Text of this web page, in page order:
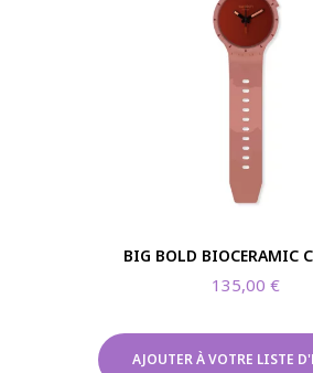
BIG BOLD BIOCERAMIC
135,00€
AJOUTER À VOTRE LISTE